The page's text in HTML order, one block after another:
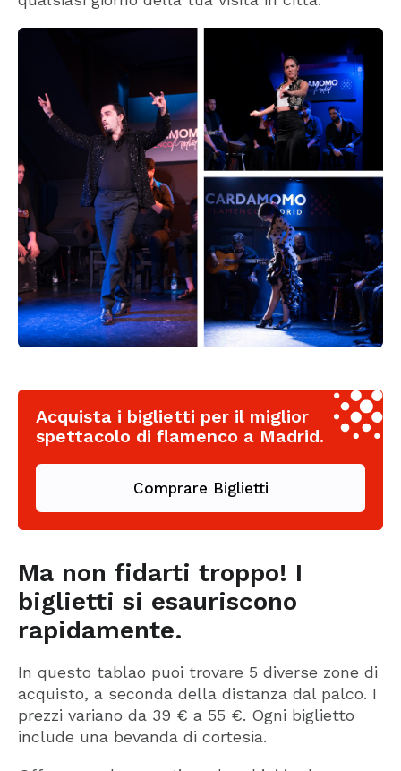
Acquista i biglietti per il miglior
spettacolo di flamenco a Madrid.
Comprare Biglietti
Ma non fidarti troppo! I
biglietti si esauriscono
rapidamente.
In questo tablao puoi trovare 5 diverse zone di
acquisto, a seconda della distanza dal palco. I
prezzi variano da 39 € a 55 €. Ogni biglietto
include una bevanda di cortesia.